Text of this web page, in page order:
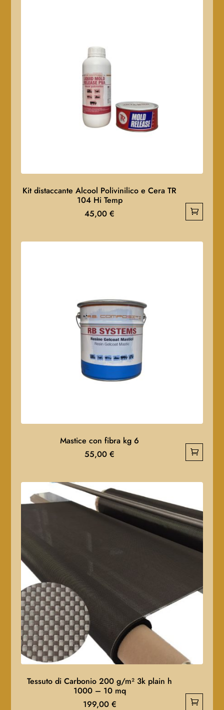
Kit distaccante Alcool Polivinilico e Cera TR
104 Hi Temp
45,00 €
Mastice con fibra kg 6
55,00 €
Tessuto di Carbonio 200 g/m² 3k plain h
1000 – 10 mq
199,00 €